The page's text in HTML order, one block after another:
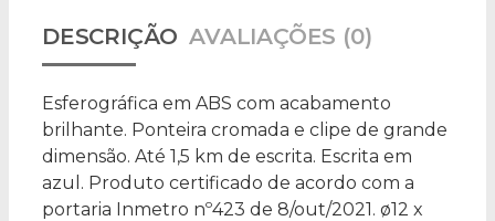
DESCRIÇÃO AVALIAÇÕES (0)
Esferográfica em ABS com acabamento
brilhante. Ponteira cromada e clipe de grande
dimensão. Até 1,5 km de escrita. Escrita em
azul. Produto certificado de acordo com a
portaria Inmetro nº423 de 8/out/2021. ø12 x